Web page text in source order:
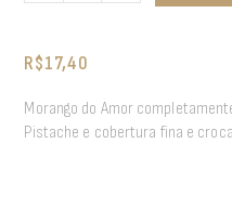
R$17,40
Morango do Amor
Pistache e cobertura fina e